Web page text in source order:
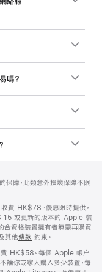
嗎？
障，此類意外損壞保障不限
費 HK$78。優惠限時提供，
15 或更新的版本的 Apple 裝
合資格裝置擁有者無需再購買
其他條款 約束。
費 HK$58。每個 Apple 帳户
論你或家人購入多少裝置，每